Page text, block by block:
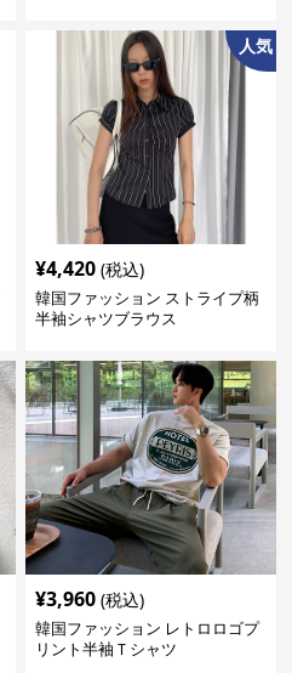
人気
¥4,420 (税込)
韓国ファッション ストライプ柄
半袖シャツブラウス
¥3,960 (税込)
韓国ファッション レトロロゴプ
リント半袖Ｔシャツ